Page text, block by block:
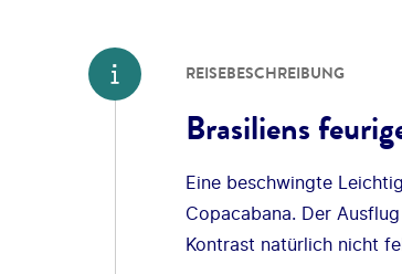
REISEBESCHREIBUNG
Brasiliens
Eine beschwingte
Copacabana. Der
Kontrast natürlich nicht